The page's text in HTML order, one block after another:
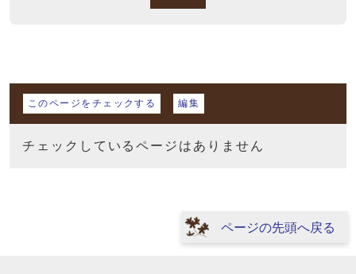
マイページ
このページをチェックする 編集
チェックしているページはありません
ページの先頭へ戻る